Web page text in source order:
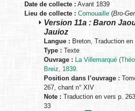
Date de collecte : Avant 1839
Lieu de collecte : Cornouaille (Bro-
Version 11a : Baron
Jauioz
Langue : Breton, Traduction en
Type : Texte
Ouvrage : La Villemarqué
Breiz, 1839.
Position dans l’ouvrage :
267, chant n° XIV
Note : Traduction en vers p.
33